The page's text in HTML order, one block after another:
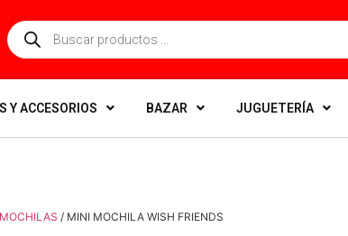
Y ACCESORIOS BAZAR JUGUETERÍA
MOCHILAS / MINI MOCHILA WISH FRIENDS